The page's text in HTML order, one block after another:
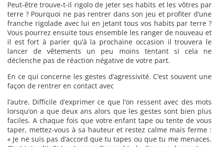
Peut-être trouve-t-il rigolo de jeter ses habits et les vôtres par
terre ? Pourquoi ne pas rentrer dans son jeu et profiter d’une
franche rigolade avec lui en jetant tous vos habits par terre ?
Vous pourrez ensuite tous ensemble les ranger de nouveau et
il est fort à parier qu’à la prochaine occasion il trouvera le
lancer de vêtements un peu moins tentant si cela ne
déclenche pas de réaction négative de votre part.
En ce qui concerne les gestes d’agressivité. C’est souvent une
façon de rentrer en contact avec
l’autre. Difficile d’exprimer ce que l’on ressent avec des mots
lorsqu’on a que deux ans alors que les gestes sont bien plus
faciles. A chaque fois que votre enfant tape ou tente de vous
taper, mettez-vous à sa hauteur et restez calme mais ferme :
« Je ne suis pas d’accord que tu tapes ou que tu me menaces.